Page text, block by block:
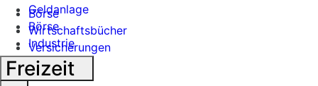
Geldanlage
Börse
Industrie
Suche
Börse
Wirtschaftsbücher
Versicherungen
Freizeit